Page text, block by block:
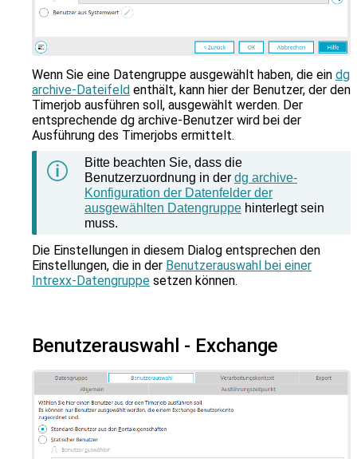
Wenn Sie eine Datengruppe ausgewählt haben, die ein dg
archive-Dateifeld enthält, kann hier der Benutzer, der den
Timerjob ausführen soll, ausgewählt werden. Der
entsprechende dg archive-Benutzer wird bei der
Ausführung des Timerjobs ermittelt.
Bitte beachten Sie, dass die
Benutzerzuordnung in der dg archive-
Konfiguration der Datenfelder der
ausgewählten Datengruppe hinterlegt sein
muss.
Die Einstellungen in diesem Dialog entsprechen den
Einstellungen, die in der Benutzerauswahl bei einer
Intrexx-Datengruppe setzen können.
Benutzerauswahl - Exchange